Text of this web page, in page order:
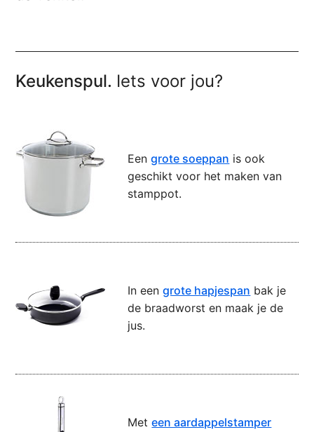
Keukenspul. Iets voor jou?
Eengrote soeppan is ook
geschikt voor het maken van
stamppot.
In eengrote hapjespan bak je
de braadworst en maak je de
jus.
Meteen aardappelstamper